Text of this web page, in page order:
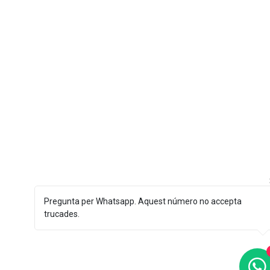
Pregunta per Whatsapp. Aquest número no accepta
trucades.